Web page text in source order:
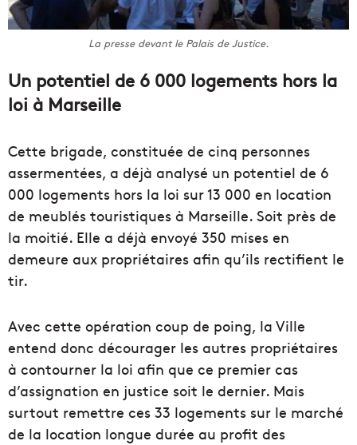
La presse devant le Palais de Justice.
Un potentiel de 6 000 logements hors la
loi à Marseille
Cette brigade, constituée de cinq personnes
assermentées, a déjà analysé un potentiel de 6
000 logements hors la loi sur 13 000 en location
de meublés touristiques à Marseille. Soit près de
la moitié. Elle a déjà envoyé 350 mises en
demeure aux propriétaires afin qu’ils rectifient le
tir.
Avec cette opération coup de poing, la Ville
entend donc décourager les autres propriétaires
à contourner la loi afin que ce premier cas
d’assignation en justice soit le dernier. Mais
surtout remettre ces 33 logements sur le marché
de la location longue durée au profit des